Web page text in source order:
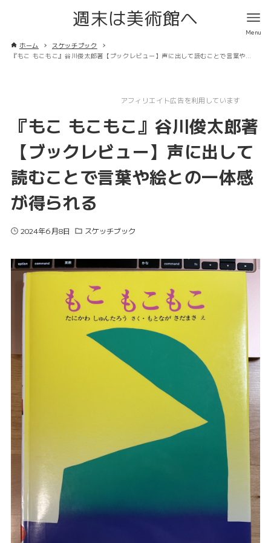
週末は美術館へ
ホーム
スケッチブック
『もこ もこもこ』谷川俊太郎著【ブックレビュー】声に出して読むことで言葉や絵との一体感が得られる
アフィリエイト広告を利用しています
『もこ もこもこ』谷川俊太郎著
【ブックレビュー】声に出して
読むことで言葉や絵との一体感
が得られる
2024年6月8日 スケッチブック